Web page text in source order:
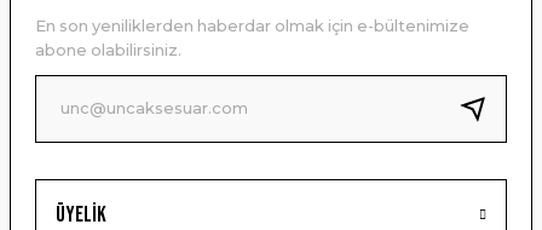
Ürün bilgilerinde hatalar bulunuyor.
Ürün fiyatı diğer sitelerden daha pahalı.
Bu ürüne benzer farklı alternatifler olmalı.
Üyelik
En son yeniliklerden haberdar olmak için e-bültenimize
abone olabilirsiniz.